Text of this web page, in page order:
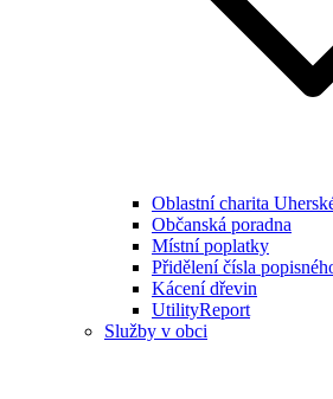
Oblastní charita
Občanská poradna
Místní poplatky
Přidělení čísla
Kácení dřevin
UtilityReport
Služby v obci